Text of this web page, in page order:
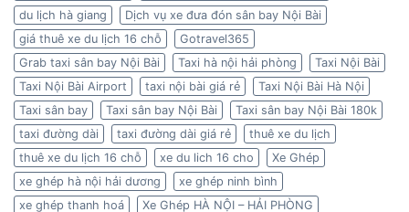
du lịch hà giang
Dịch vụ xe đưa đón sân bay Nội Bài
giá thuê xe du lịch 16 chỗ
Gotravel365
Grab taxi sân bay Nội Bài
Taxi hà nội hải phòng
Taxi Nội Bài
Taxi Nội Bài Airport
taxi nội bài giá rẻ
Taxi Nội Bài Hà Nội
Taxi sân bay
Taxi sân bay Nội Bài
Taxi sân bay Nội Bài 180k
taxi đường dài
taxi đường dài giá rẻ
thuê xe du lịch
thuê xe du lịch 16 chỗ
xe du lich 16 cho
Xe Ghép
xe ghép hà nội hải dương
xe ghép ninh bình
xe ghép thanh hoá
Xe Ghép HÀ NỘI – HẢI PHÒNG